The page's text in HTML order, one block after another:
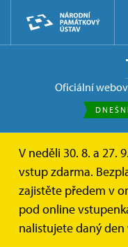
oficiální
V neděli 30. 8. a 27.
vstup zdarma.
zajistěte předem v
pod online
nalistujete daný den
Trosky O hradu
Historie
Hrad Trosky stojí na